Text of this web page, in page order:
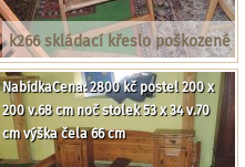
k266 skládací křeslo poškozené
NabídkaCena: 2800 kč postel 200 x
200 v.68 cm noč stolek 53 x 34 v.70
cm výška čela 66 cm